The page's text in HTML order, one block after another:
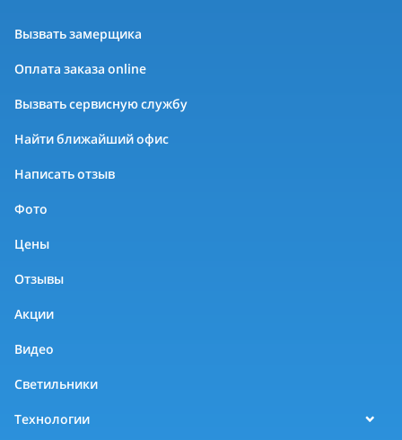
Вызвать замерщика
Оплата заказа online
Вызвать сервисную службу
Найти ближайший офис
Написать отзыв
Фото
Цены
Отзывы
Акции
Видео
Светильники
Технологии